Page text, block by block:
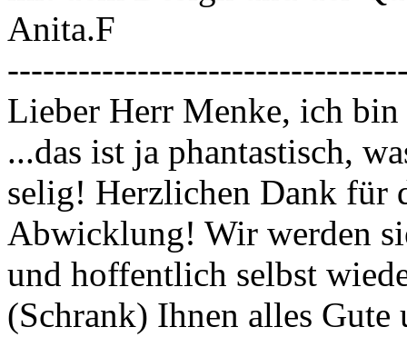
Anita.F
Lieber Herr Menke, ich bin
...das ist ja phantastisch,
selig! Herzlichen Dank für
Abwicklung! Wir werden
und hoffentlich selbst
(Schrank) Ihnen alles Gute